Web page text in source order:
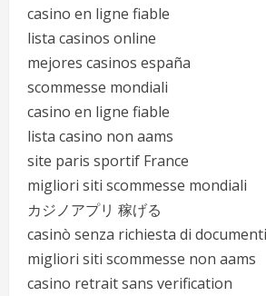
casino en ligne fiable
lista casinos online
mejores casinos españa
scommesse mondiali
casino en ligne fiable
lista casino non aams
site paris sportif France
migliori siti scommesse mondiali
カジノアプリ 稼げる
casinò senza richiesta di documenti
migliori siti scommesse non aams
casino retrait sans verification